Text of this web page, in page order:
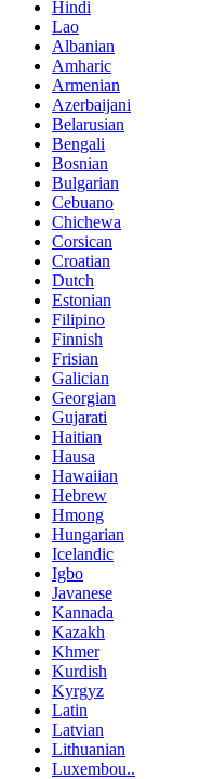
Hindi
Lao
Albanian
Amharic
Armenian
Azerbaijani
Belarusian
Bengali
Bosnian
Bulgarian
Cebuano
Chichewa
Corsican
Croatian
Dutch
Estonian
Filipino
Finnish
Frisian
Galician
Georgian
Gujarati
Haitian
Hausa
Hawaiian
Hebrew
Hmong
Hungarian
Icelandic
Igbo
Javanese
Kannada
Kazakh
Khmer
Kurdish
Kyrgyz
Latin
Latvian
Lithuanian
Luxembou..